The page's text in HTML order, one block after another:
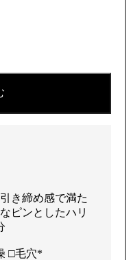
き締め感で満た
ピンとしたハリ
□毛穴*